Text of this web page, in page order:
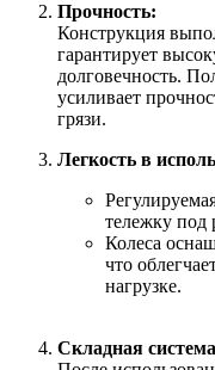
Прочность:
Конструкция
гарантирует
долговечность.
усиливает
грязи.
Легкость в
тележку под
Колеса
что
нагрузке.
Складная